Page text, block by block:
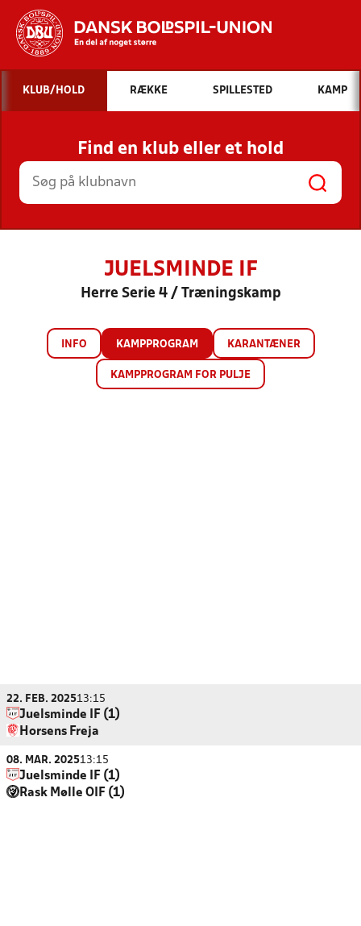
Hvad vil du søge efter?
INDHOLD OG NYHEDER
STILLINGER, RESULTATER, KLUBBER OG
HOLD
KLUB/HOLD RÆKKE SPILLESTED KAMP
Find en klub eller et hold
JUELSMINDE IF
Herre Serie 4 / Træningskamp
INFO KAMPPROGRAM KARANTÆNER
KAMPPROGRAM FOR PULJE
22. FEB. 202513:15
Juelsminde IF (1)
Horsens Freja
08. MAR. 202513:15
Juelsminde IF (1)
Rask Mølle OIF (1)